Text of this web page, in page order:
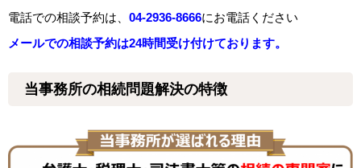
電話での相談予約は、 04-2936-8666にお電話ください
メールでの相談予約は24時間受け付けております。
当事務所の相続問題解決の特徴